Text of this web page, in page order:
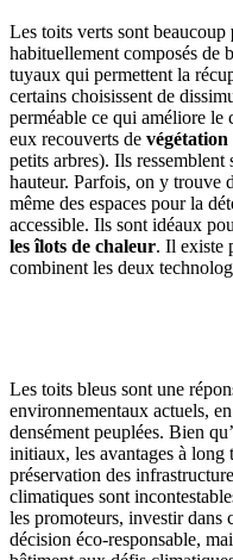
Les toits verts sont beaucoup
habituellement composés de
tuyaux qui permettent la
certains choisissent de
perméable ce qui améliore
eux recouverts de végétation
petits arbres). Ils
hauteur. Parfois, on y trouve
même des espaces pour la
accessible. Ils sont idéaux
les îlots de chaleur. Il existe
combinent les deux
Les toits bleus sont une
environnementaux actuels,
densément peuplées. Bien
initiaux, les avantages à long
préservation des
climatiques sont
les promoteurs, investir dans
décision éco-responsable,